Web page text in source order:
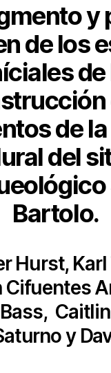
y
de los
de
de
del
Bartolo.
Hurst, Karl
Cifuentes
Caitlin
y